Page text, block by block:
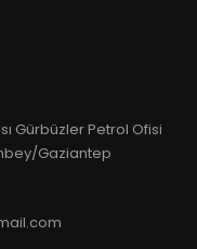
Gürbüzler Petrol Ofisi
Gaziantep